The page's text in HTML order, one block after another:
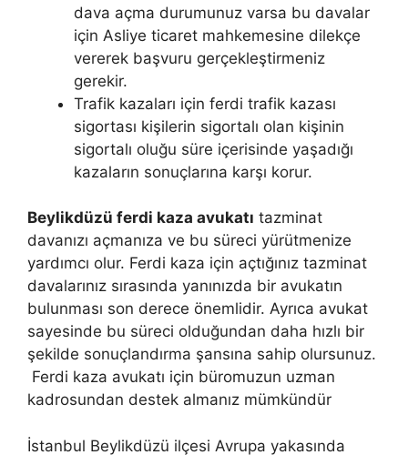
dava açma durumunuz varsa bu davalar
için Asliye ticaret mahkemesine dilekçe
vererek başvuru gerçekleştirmeniz
gerekir.
Trafik kazaları için ferdi trafik kazası
sigortası kişilerin sigortalı olan kişinin
sigortalı oluğu süre içerisinde yaşadığı
kazaların sonuçlarına karşı korur.
Beylikdüzü ferdi kaza avukatı tazminat
davanızı açmanıza ve bu süreci yürütmenize
yardımcı olur. Ferdi kaza için açtığınız tazminat
davalarınız sırasında yanınızda bir avukatın
bulunması son derece önemlidir. Ayrıca avukat
sayesinde bu süreci olduğundan daha hızlı bir
şekilde sonuçlandırma şansına sahip olursunuz.
Ferdi kaza avukatı için büromuzun uzman
kadrosundan destek almanız mümkündür
İstanbul Beylikdüzü ilçesi Avrupa yakasında